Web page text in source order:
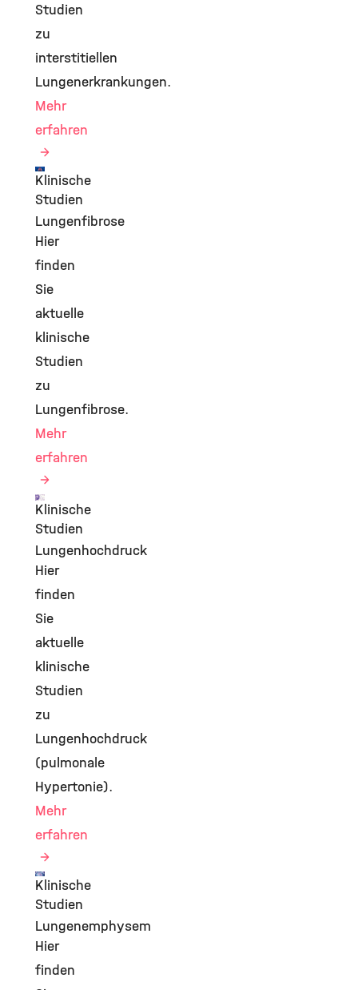
©
Studien
zu
interstitiellen
Lungenerkrankungen.
Mehr
erfahren
©
Klinische
Studien
Lungenfibrose
Hier
finden
Sie
aktuelle
klinische
Studien
zu
Lungenfibrose.
Mehr
erfahren
©
Klinische
Studien
Lungenhochdruck
Hier
finden
Sie
aktuelle
klinische
Studien
zu
Lungenhochdruck
(pulmonale
Hypertonie).
Mehr
erfahren
Klinische
Studien
Lungenemphysem
Hier
finden